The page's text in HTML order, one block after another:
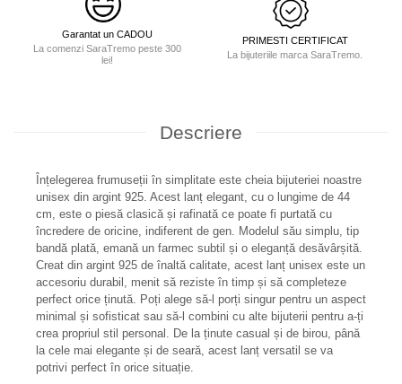
Garantat un CADOU
La comenzi SaraTremo peste 300
lei!
PRIMESTI CERTIFICAT
La bijuteriile marca SaraTremo.
Descriere
Înțelegerea frumuseții în simplitate este cheia bijuteriei noastre
unisex din argint 925. Acest lanț elegant, cu o lungime de 44
cm, este o piesă clasică și rafinată ce poate fi purtată cu
încredere de oricine, indiferent de gen. Modelul său simplu, tip
bandă plată, emană un farmec subtil și o eleganță desăvârșită.
Creat din argint 925 de înaltă calitate, acest lanț unisex este un
accesoriu durabil, menit să reziste în timp și să completeze
perfect orice ținută. Poți alege să-l porți singur pentru un aspect
minimal și sofisticat sau să-l combini cu alte bijuterii pentru a-ți
crea propriul stil personal. De la ținute casual și de birou, până
la cele mai elegante și de seară, acest lanț versatil se va
potrivi perfect în orice situație.